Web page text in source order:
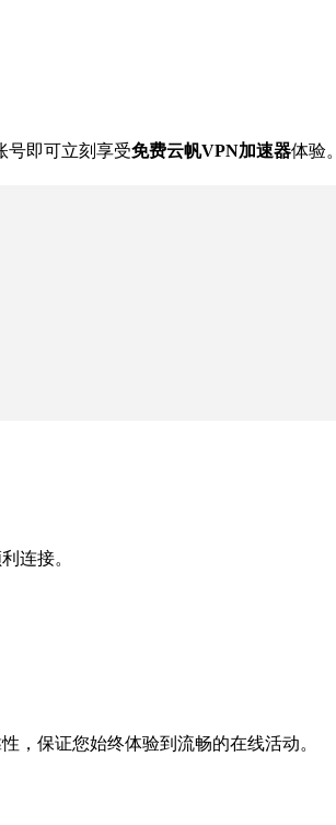
号即可立刻享受免费云帆VPN加速器体验。
连接。
，保证您始终体验到流畅的在线活动。